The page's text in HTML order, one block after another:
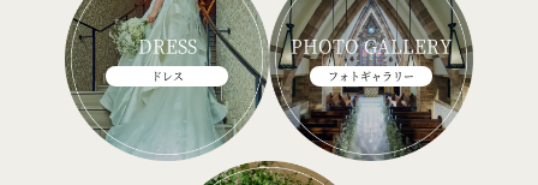
DRESS
ドレス
PHOTO GALLERY
フォトギャラリー